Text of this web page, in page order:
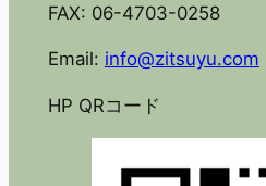
FAX: 06-4703-0258
Email: info@zitsuyu.com
HP QRコード